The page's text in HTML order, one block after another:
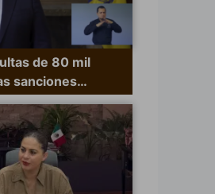
de 80 mil
sanciones…